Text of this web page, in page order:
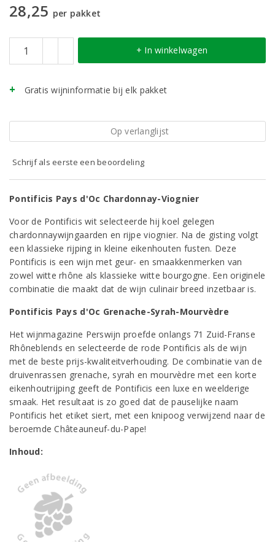
28,25 per pakket
+ In winkelwagen
Gratis wijninformatie bij elk pakket
Op verlanglijst
Schrijf als eerste een beoordeling
Pontificis Pays d'Oc Chardonnay-Viognier
Voor de Pontificis wit selecteerde hij koel gelegen
chardonnaywijngaarden en rijpe viognier. Na de gisting volgt
een klassieke rijping in kleine eikenhouten fusten. Deze
Pontificis is een wijn met geur- en smaakkenmerken van
zowel witte rhône als klassieke witte bourgogne. Een originele
combinatie die maakt dat de wijn culinair breed inzetbaar is.
Pontificis Pays d'Oc Grenache-Syrah-Mourvèdre
Het wijnmagazine Perswijn proefde onlangs 71 Zuid-Franse
Rhôneblends en selecteerde de rode Pontificis als de wijn
met de beste prijs-kwaliteitverhouding. De combinatie van de
druivenrassen grenache, syrah en mourvèdre met een korte
eikenhoutrijping geeft de Pontificis een luxe en weelderige
smaak. Het resultaat is zo goed dat de pauselijke naam
Pontificis het etiket siert, met een knipoog verwijzend naar de
beroemde Châteauneuf-du-Pape!
Inhoud: